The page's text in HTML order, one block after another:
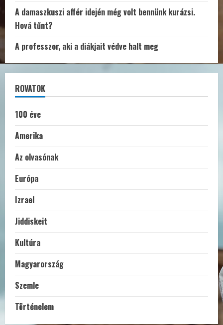
A damaszkuszi affér idején még volt bennünk kurázsi.
Hová tűnt?
A professzor, aki a diákjait védve halt meg
ROVATOK
100 éve
Amerika
Az olvasónak
Európa
Izrael
Jiddiskeit
Kultúra
Magyarország
Szemle
Történelem